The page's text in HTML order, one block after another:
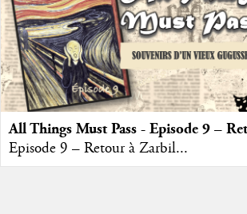
All Things Must Pass - Episode 9 –
Episode 9 – Retour à Zarbil...